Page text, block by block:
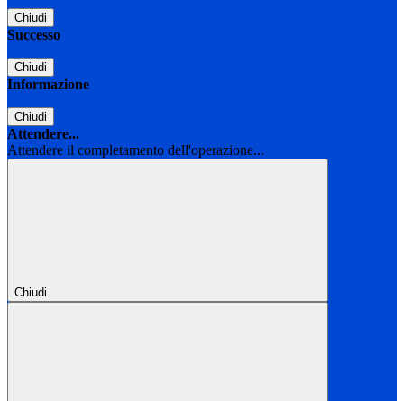
Chiudi
Successo
Chiudi
Informazione
Chiudi
Attendere...
Attendere il completamento dell'operazione...
Chiudi